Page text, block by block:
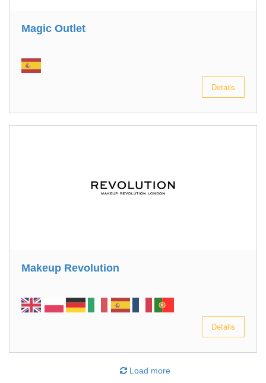
Magic Outlet
Details
Makeup Revolution
Details
Load more